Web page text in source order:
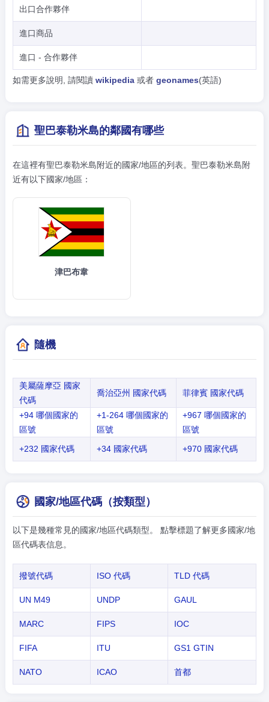
出口合作夥伴
進口商品
進口 - 合作夥伴
如需更多說明, 請閱讀 wikipedia或者 geonames(英語)
聖巴泰勒米島的鄰國有哪些
在這裡有聖巴泰勒米島附近的國家/地區的列表。聖巴泰勒米島附
近有以下國家/地區：
津巴布韋
隨機
美屬薩摩亞 國家
代碼
喬治亞州 國家代碼 菲律賓 國家代碼
+94 哪個國家的
區號
+1-264 哪個國家的
區號
+967 哪個國家的
區號
+232 國家代碼
+34 國家代碼 +970 國家代碼
國家/地區代碼（按類型）
以下是幾種常見的國家/地區代碼類型。 點擊標題了解更多國家/地
區代碼表信息。
撥號代碼 ISO 代碼 TLD 代碼
UN M49 UNDP GAUL
MARC FIPS IOC
FIFA ITU GS1 GTIN
NATO ICAO 首都